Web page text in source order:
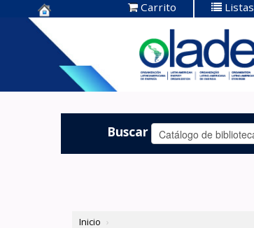
Centro de
Documentación
OLADE -
Carrito Listas
Buscar
Inicio ›